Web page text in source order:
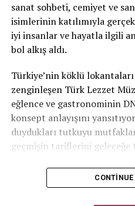
sanat sohbeti, cemiyet ve
isimlerinin katılımıyla
iyi insanlar ve hayatla ilgili
bol alkış aldı.
Türkiye’nin köklü
zenginleşen Türk Lezzet
eğlence ve gastronominin
konsept anlayışını
duydukları tutkuyu
geçmişin tariflerini geleceğe
CONTINUE